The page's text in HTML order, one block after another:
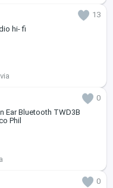
13
hi- fi
0
Ear Bluetooth TWD3B
Phil
0